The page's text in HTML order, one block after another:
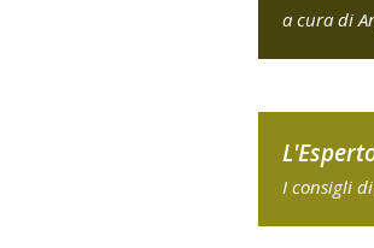
a cura di
I consigli